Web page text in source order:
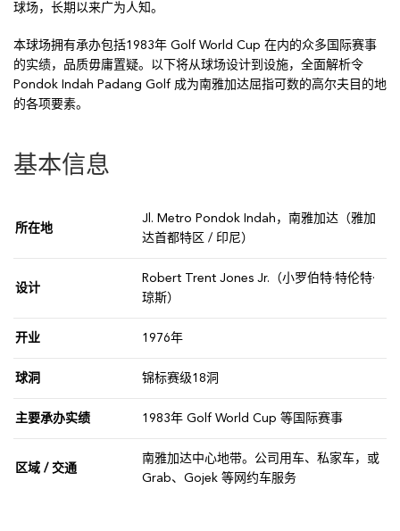
球场，长期以来广为人知。
本球场拥有承办包括1983年 Golf World Cup 在内的众多国际赛事
的实绩，品质毋庸置疑。以下将从球场设计到设施，全面解析令
Pondok Indah Padang Golf 成为南雅加达屈指可数的高尔夫目的地
的各项要素。
基本信息
所在地
Jl. Metro Pondok Indah，南雅加达（雅加
达首都特区 / 印尼）
设计
Robert Trent Jones Jr.（小罗伯特·特伦特·
琼斯）
开业 1976年
球洞 锦标赛级18洞
主要承办实绩 1983年 Golf World Cup 等国际赛事
区域 / 交通
南雅加达中心地带。公司用车、私家车，或
Grab、Gojek 等网约车服务